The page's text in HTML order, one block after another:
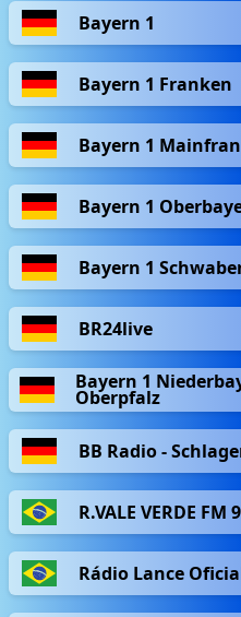
Bayern 1
Bayern 1 Franken
Bayern 1
Bayern 1
Bayern 1
BR24live
Bayern 1
Oberpfalz
BB Radio -
R.VALE VERDE FM
Rádio Lance